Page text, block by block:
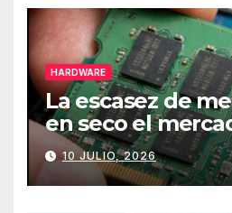
HARDWARE
La escasez de
en seco el
de PCs
10 JULIO, 2026